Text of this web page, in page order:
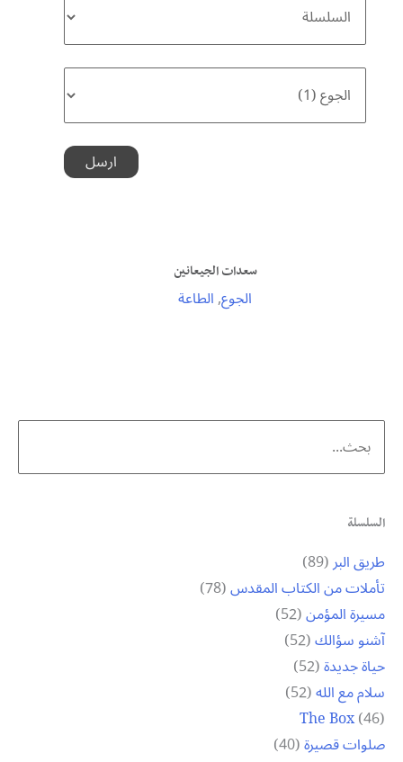
سعدات الجيعانين
الجوع,الطاعة
Search
for:
السلسلة
طريق البر(89)
تأملات من الكتاب المقدس(78)
مسيرة المؤمن(52)
آشنو سؤالك(52)
حياة جديدة(52)
سلام مع الله(52)
The Box(46)
صلوات قصيرة(40)